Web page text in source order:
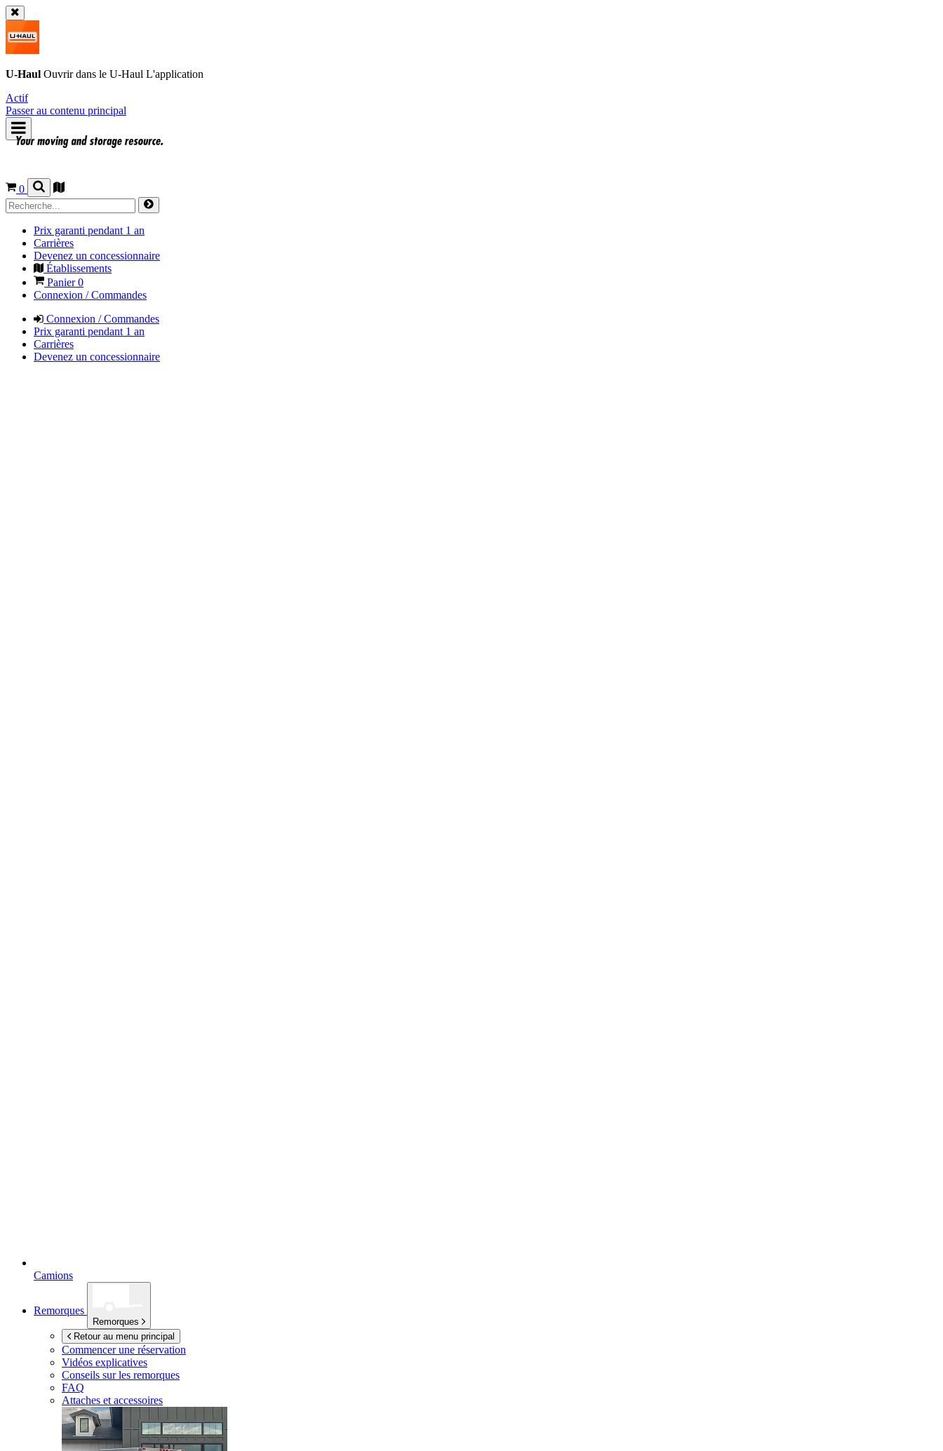
U-Haul Ouvrir dans le U-Haul L'application
Actif
Passer au contenu principal
0
Prix garanti pendant 1 an
Carrières
Devenez un concessionnaire
Établissements
Panier0
Connexion / Commandes
Connexion / Commandes
Prix garanti pendant 1 an
Carrières
Devenez un concessionnaire
Camions
Remorques
Remorques
Retour au menu principal
Commencer une réservation
Vidéos explicatives
Conseils sur les remorques
FAQ
Attaches et accessoires